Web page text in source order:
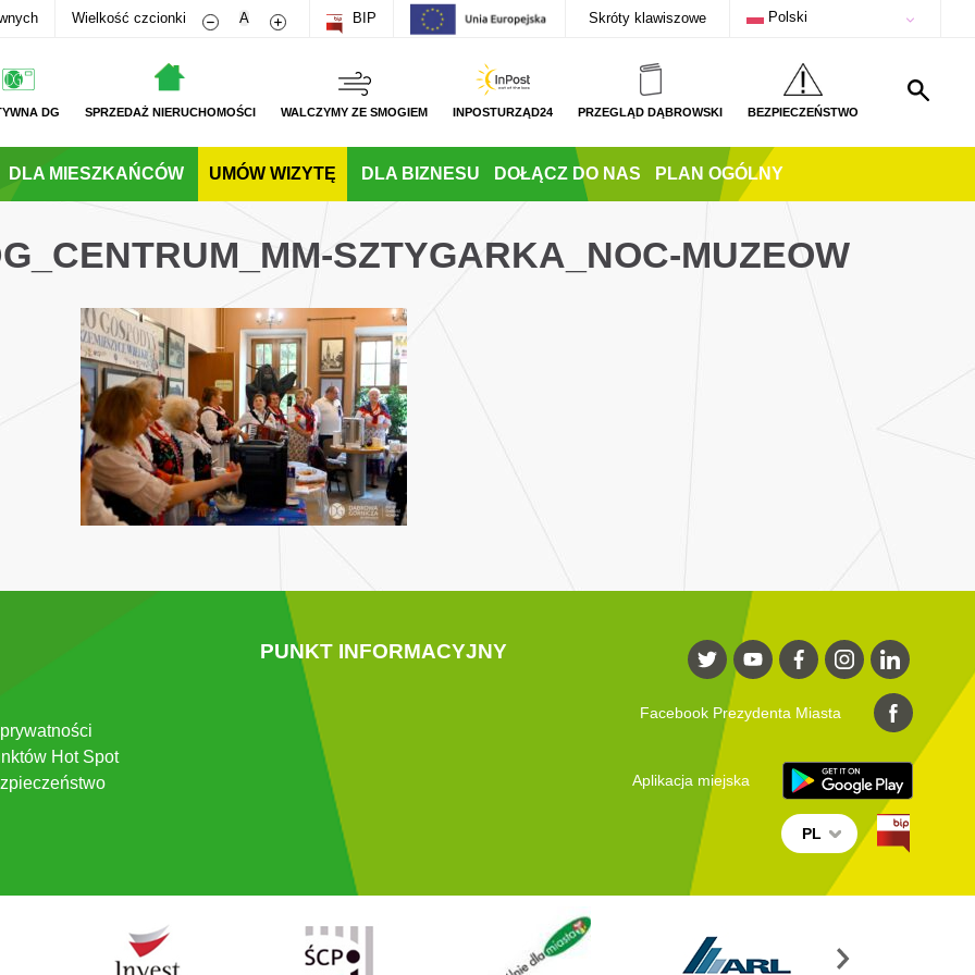
Wielkość czcionki Zmniejsz rozmiar czcionki
A Zwiększ rozmiar czcionki
BIP Skróty klawiszowe Polski
DG SPRZEDAŻ NIERUCHOMOŚCI WALCZYMY ZE SMOGIEM INPOSTURZĄD24 PRZEGLĄD DĄBROWSKI BEZPIECZEŃSTWO
DLA MIESZKAŃCÓW UMÓW WIZYTĘ DLA BIZNESU DOŁĄCZ DO NAS PLAN OGÓLNY
SZTYGARKA_NOC-MUZEOW
Hot Spot
PUNKT INFORMACYJNY
Facebook Prezydenta Miasta
Aplikacja miejska
PL